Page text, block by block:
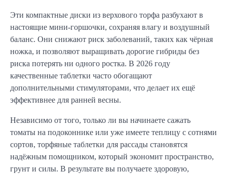
Эти компактные диски из верхового торфа разбухают в
настоящие мини-горшочки, сохраняя влагу и воздушный
баланс. Они снижают риск заболеваний, таких как чёрная
ножка, и позволяют выращивать дорогие гибриды без
риска потерять ни одного ростка. В 2026 году
качественные таблетки часто обогащают
дополнительными стимуляторами, что делает их ещё
эффективнее для ранней весны.
Независимо от того, только ли вы начинаете сажать
томаты на подоконнике или уже имеете теплицу с сотнями
сортов, торфяные таблетки для рассады становятся
надёжным помощником, который экономит пространство,
грунт и силы. В результате вы получаете здоровую,